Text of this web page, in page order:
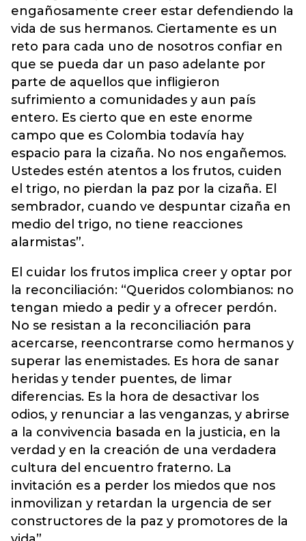
engañosamente creer estar defendiendo la
vida de sus hermanos. Ciertamente es un
reto para cada uno de nosotros confiar en
que se pueda dar un paso adelante por
parte de aquellos que infligieron
sufrimiento a comunidades y aun país
entero. Es cierto que en este enorme
campo que es Colombia todavía hay
espacio para la cizaña. No nos engañemos.
Ustedes estén atentos a los frutos, cuiden
el trigo, no pierdan la paz por la cizaña. El
sembrador, cuando ve despuntar cizaña en
medio del trigo, no tiene reacciones
alarmistas”.
El cuidar los frutos implica creer y optar por
la reconciliación: “Queridos colombianos: no
tengan miedo a pedir y a ofrecer perdón.
No se resistan a la reconciliación para
acercarse, reencontrarse como hermanos y
superar las enemistades. Es hora de sanar
heridas y tender puentes, de limar
diferencias. Es la hora de desactivar los
odios, y renunciar a las venganzas, y abrirse
a la convivencia basada en la justicia, en la
verdad y en la creación de una verdadera
cultura del encuentro fraterno. La
invitación es a perder los miedos que nos
inmovilizan y retardan la urgencia de ser
constructores de la paz y promotores de la